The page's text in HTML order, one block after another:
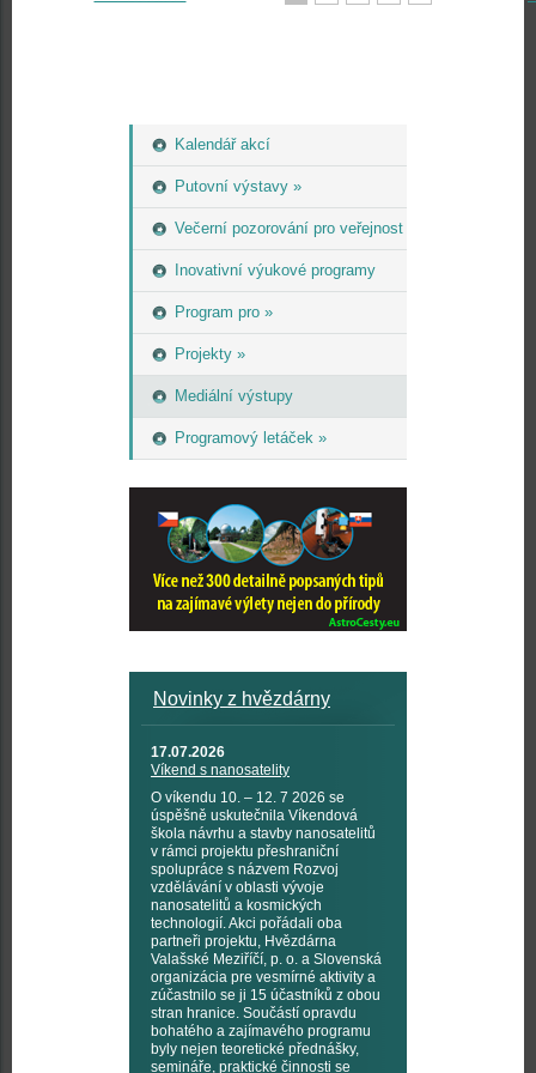
Kalendář akcí
Putovní výstavy »
Večerní pozorování pro veřejnost
Inovativní výukové programy
Program pro »
Projekty »
Mediální výstupy
Programový letáček »
Novinky z hvězdárny
17.07.2026
Víkend s nanosatelity
O víkendu 10. – 12. 7 2026 se
úspěšně uskutečnila Víkendová
škola návrhu a stavby nanosatelitů
v rámci projektu přeshraniční
spolupráce s názvem Rozvoj
vzdělávání v oblasti vývoje
nanosatelitů a kosmických
technologií. Akci pořádali oba
partneři projektu, Hvězdárna
Valašské Meziříčí, p. o. a Slovenská
organizácia pre vesmírné aktivity a
zúčastnilo se ji 15 účastníků z obou
stran hranice. Součástí opravdu
bohatého a zajímavého programu
byly nejen teoretické přednášky,
semináře, praktické činnosti se